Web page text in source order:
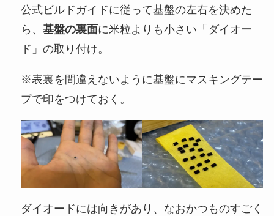
公式ビルドガイドに従って基盤の左右を決めた
ら、 基盤の裏面に米粒よりも小さい「ダイオー
ド」の取り付け。
※表裏を間違えないように基盤にマスキングテー
プで印をつけておく。
ダイオードには向きがあり、なおかつものすごく